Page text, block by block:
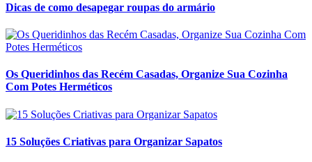
Dicas de como desapegar roupas do armário
Os Queridinhos das Recém Casadas, Organize Sua Cozinha
Com Potes Herméticos
15 Soluções Criativas para Organizar Sapatos